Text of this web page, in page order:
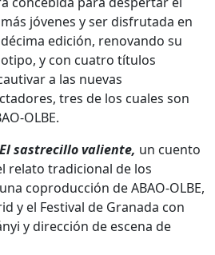
jóvenes y ser disfrutada en
edición, renovando su
y con cuatro títulos
a las nuevas
tres de los cuales son
OLBE.
El sastrecillo valiente, un cuento
relato tradicional de los
coproducción de ABAO-OLBE,
y el Festival de Granada con
y dirección de escena de